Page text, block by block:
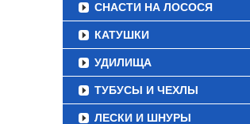
СНАСТИ НА ЛОСОСЯ
КАТУШКИ
УДИЛИЩА
ТУБУСЫ И ЧЕХЛЫ
ЛЕСКИ И ШНУРЫ